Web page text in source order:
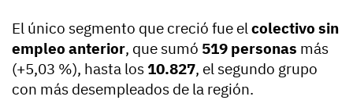
El único segmento que creció fue elcolectivo sin
empleo anterior, que sumó 519 personas más
(+5,03 %), hasta los 10.827, el segundo grupo
con más desempleados de la región.